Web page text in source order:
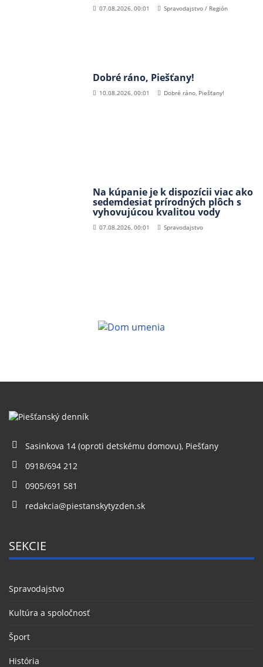
07.08.2026, 00:01 Spravodajstvo / Región
Dobré ráno, Piešťany!
10.08.2026, 00:01 Dobré ráno, Piešťany!
Na kúpanie je k dispozícii viac ako
sedemdesiat prírodných plôch s
vyhovujúcou kvalitou vody
07.08.2026, 00:01 Spravodajstvo
Sasinkova 14 (oproti detskému domovu), Piešťany
0918/694 212
0905/691 581
redakcia@piestanskytyzden.sk
SEKCIE
Spravodajstvo
Kultúra a spoločnosť
Šport
História